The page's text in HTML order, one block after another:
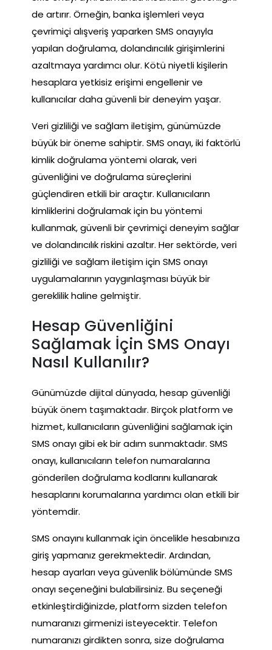
de artırır. Örneğin, banka işlemleri veya
çevrimiçi alışveriş yaparken SMS onayıyla
yapılan doğrulama, dolandırıcılık girişimlerini
azaltmaya yardımcı olur. Kötü niyetli kişilerin
hesaplara yetkisiz erişimi engellenir ve
kullanıcılar daha güvenli bir deneyim yaşar.
Veri gizliliği ve sağlam iletişim, günümüzde
büyük bir öneme sahiptir. SMS onayı, iki faktörlü
kimlik doğrulama yöntemi olarak, veri
güvenliğini ve doğrulama süreçlerini
güçlendiren etkili bir araçtır. Kullanıcıların
kimliklerini doğrulamak için bu yöntemi
kullanmak, güvenli bir çevrimiçi deneyim sağlar
ve dolandırıcılık riskini azaltır. Her sektörde, veri
gizliliği ve sağlam iletişim için SMS onayı
uygulamalarının yaygınlaşması büyük bir
gereklilik haline gelmiştir.
Hesap Güvenliğini
Sağlamak İçin SMS Onayı
Nasıl Kullanılır?
Günümüzde dijital dünyada, hesap güvenliği
büyük önem taşımaktadır. Birçok platform ve
hizmet, kullanıcıların güvenliğini sağlamak için
SMS onayı gibi ek bir adım sunmaktadır. SMS
onayı, kullanıcıların telefon numaralarına
gönderilen doğrulama kodlarını kullanarak
hesaplarını korumalarına yardımcı olan etkili bir
yöntemdir.
SMS onayını kullanmak için öncelikle hesabınıza
giriş yapmanız gerekmektedir. Ardından,
hesap ayarları veya güvenlik bölümünde SMS
onayı seçeneğini bulabilirsiniz. Bu seçeneği
etkinleştirdiğinizde, platform sizden telefon
numaranızı girmenizi isteyecektir. Telefon
numaranızı girdikten sonra, size doğrulama